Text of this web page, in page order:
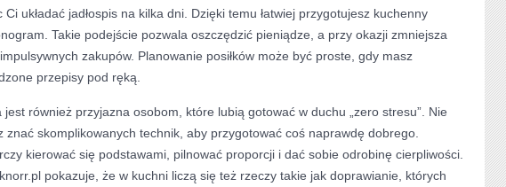
Ci układać jadłospis na kilka dni. Dzięki temu łatwiej przygotujesz kuchenny
Takie podejście pozwala oszczędzić pieniądze, a przy okazji zmniejsza
zakupów. Planowanie posiłków może być proste, gdy masz
przepisy pod ręką.
jest również przyjazna osobom, które lubią gotować w duchu „zero stresu”. Nie
znać skomplikowanych technik, aby przygotować coś naprawdę dobrego.
kierować się podstawami, pilnować proporcji i dać sobie odrobinę cierpliwości.
pokazuje, że w kuchni liczą się też rzeczy takie jak doprawianie, których